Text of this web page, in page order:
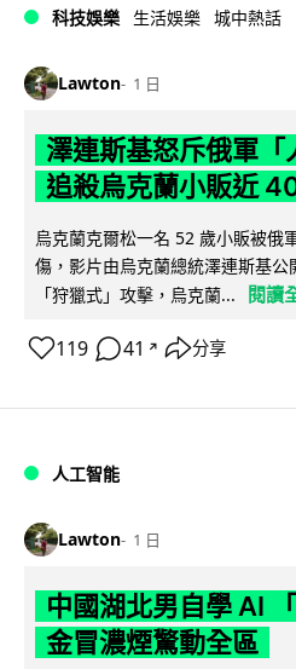
科技娛樂 生活娛樂 城中熱話
Lawton 1 日
澤連斯基怒斥俄軍「
追殺烏克蘭小販近
烏克蘭克爾松一名 52 歲小販被俄
傷，影片由烏克蘭總統澤連斯基
「狩獵式」攻擊，烏克蘭...
閱讀
119 41 ↗ 分享
人工智能
Lawton 1 日
中國湖北男自學 AI
金冒濃煙驚動全區